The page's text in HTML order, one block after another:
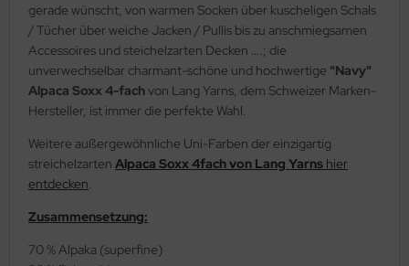
gerade wünscht, von warmen Socken über kuscheligen Schals
/ Tücher über weiche Jacken / Pullis bis zu anschmiegsamen
Accessoires und steichelzarten Decken ….; die
unverwechselbar charmant-schöne und hochwertige "Navy"
Alpaca Soxx 4-fachvon Lang Yarns, dem Schweizer Marken-
Hersteller, ist immer die perfekte Wahl.
Weitere außergewöhnliche Uni-Farben der einzigartig
streichelzarten Alpaca Soxx 4fach von Lang Yarns hier
entdecken.
Zusammensetzung:
70 % Alpaka (superfine)